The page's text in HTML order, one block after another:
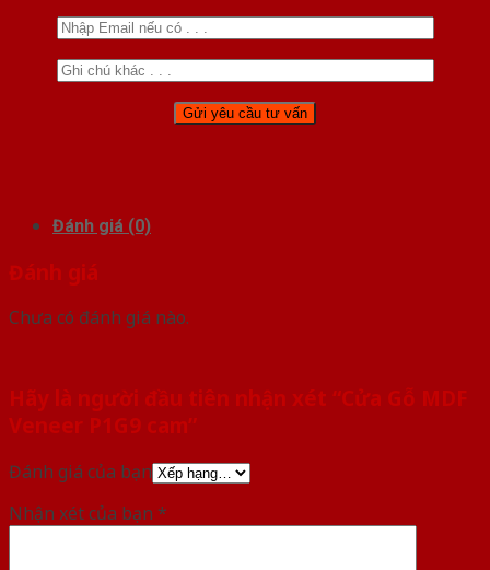
Đánh giá (0)
Đánh giá
Chưa có đánh giá nào.
Hãy là người đầu tiên nhận xét “Cửa Gỗ MDF
Veneer P1G9 cam”
Đánh giá của bạn
Nhận xét của bạn *